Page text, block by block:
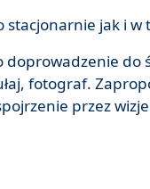
stacjonarnie jak i w
doprowadzenie
fotograf.
przez